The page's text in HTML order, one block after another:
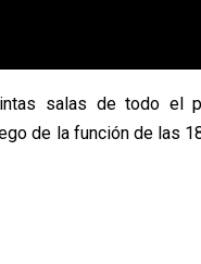
salas de todo el
de la función de las